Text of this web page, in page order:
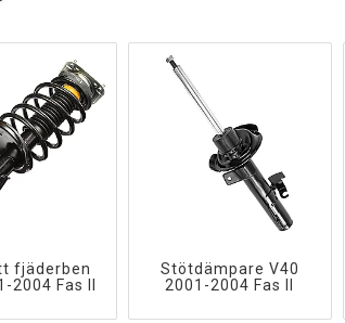
fjäderben
2004 Fas II
Stötdämpare V40
2001-2004 Fas II